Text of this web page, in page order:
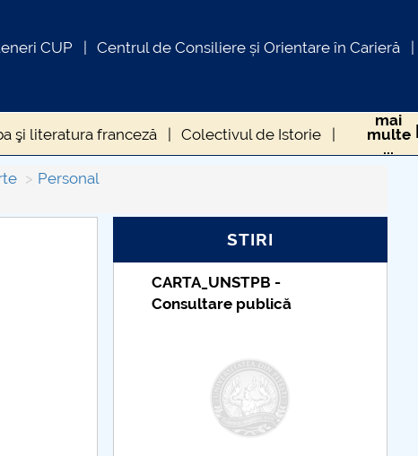
CUP Centrul de Consiliere și Orientare în Carieră
şi literatura franceză Colectivul de Istorie
mai
multe
...
Personal
STIRI
Taxe de școlarizare
indexate – Centrul